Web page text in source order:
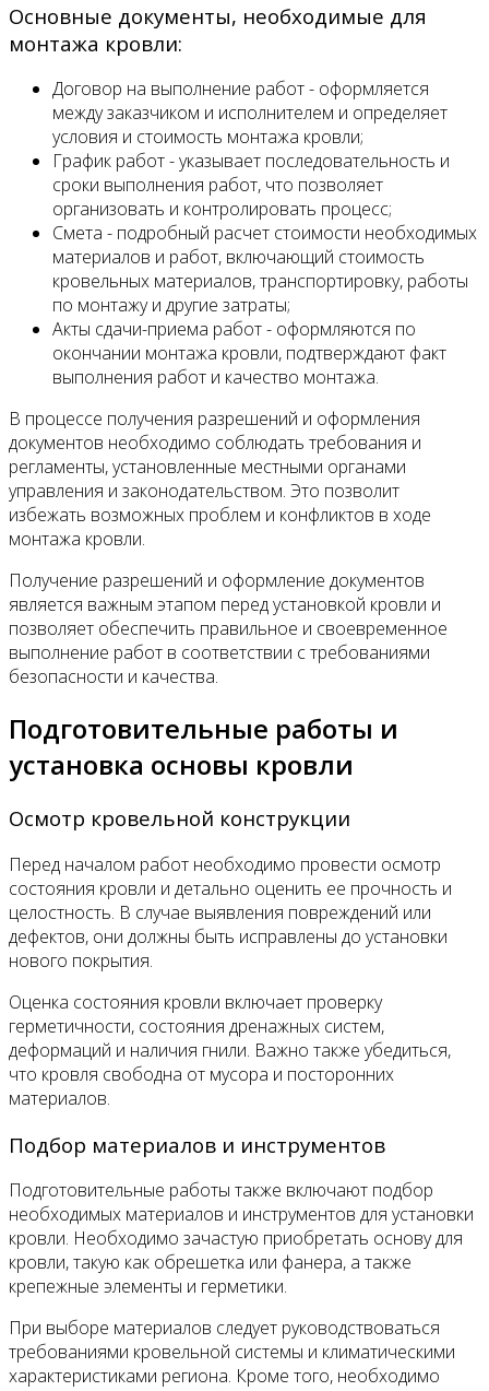
Основные документы, необходимые для
монтажа кровли:
Договор на выполнение работ - оформляется
между заказчиком и исполнителем и определяет
условия и стоимость монтажа кровли;
График работ - указывает последовательность и
сроки выполнения работ, что позволяет
организовать и контролировать процесс;
Смета - подробный расчет стоимости необходимых
материалов и работ, включающий стоимость
кровельных материалов, транспортировку, работы
по монтажу и другие затраты;
Акты сдачи-приема работ - оформляются по
окончании монтажа кровли, подтверждают факт
выполнения работ и качество монтажа.
В процессе получения разрешений и оформления
документов необходимо соблюдать требования и
регламенты, установленные местными органами
управления и законодательством. Это позволит
избежать возможных проблем и конфликтов в ходе
монтажа кровли.
Получение разрешений и оформление документов
является важным этапом перед установкой кровли и
позволяет обеспечить правильное и своевременное
выполнение работ в соответствии с требованиями
безопасности и качества.
Подготовительные работы и
установка основы кровли
Осмотр кровельной конструкции
Перед началом работ необходимо провести осмотр
состояния кровли и детально оценить ее прочность и
целостность. В случае выявления повреждений или
дефектов, они должны быть исправлены до установки
нового покрытия.
Оценка состояния кровли включает проверку
герметичности, состояния дренажных систем,
деформаций и наличия гнили. Важно также убедиться,
что кровля свободна от мусора и посторонних
материалов.
Подбор материалов и инструментов
Подготовительные работы также включают подбор
необходимых материалов и инструментов для установки
кровли. Необходимо зачастую приобретать основу для
кровли, такую как обрешетка или фанера, а также
крепежные элементы и герметики.
При выборе материалов следует руководствоваться
требованиями кровельной системы и климатическими
характеристиками региона. Кроме того, необходимо